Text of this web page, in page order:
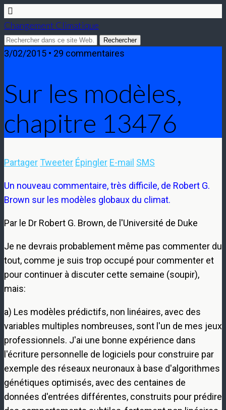
Changement Climatique
3/02/2015 • 29 commentaires
Sur les modèles,
chapitre 13476
Partager Tweeter Épingler E-mail SMS
Un nouveau commentaire, très difficile, de Robert G.
Brown sur les modèles globaux du climat.
Par le Dr Robert G. Brown, de l'Université de Duke
Je ne devrais probablement même pas commenter du
tout, comme je suis trop occupé pour commenter et
pour continuer à discuter cette semaine (soupir),
mais:
a) Les modèles prédictifs, non linéaires, avec des
variables multiples nombreuses, sont l'un de mes jeux
professionnels. J'ai une bonne expérience dans
l'écriture personnelle de logiciels pour construire par
exemple des réseaux neuronaux à base d'algorithmes
génétiques optimisés, avec des centaines de
données d'entrées différentes, construits pour prédire